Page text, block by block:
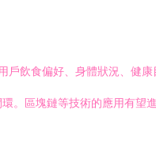
飲食偏好、身體狀況、健康
。區塊鏈等技術的應用有望